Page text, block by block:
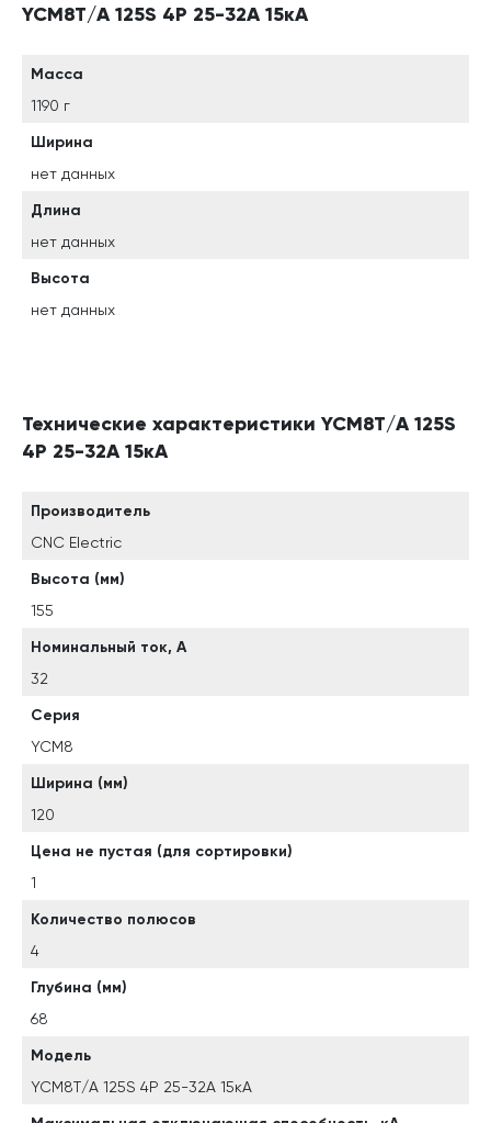
YCM8T/A 125S 4P 25-32A 15кА
Масса
1190 г
Ширина
нет данных
Длина
нет данных
Высота
нет данных
Технические характеристики YCM8T/A 125S
4P 25-32A 15кА
Производитель
CNC Electric
Высота (мм)
155
Номинальный ток, А
32
Серия
YCM8
Ширина (мм)
120
Цена не пустая (для сортировки)
1
Количество полюсов
4
Глубина (мм)
68
Модель
YCM8T/A 125S 4P 25-32A 15кА